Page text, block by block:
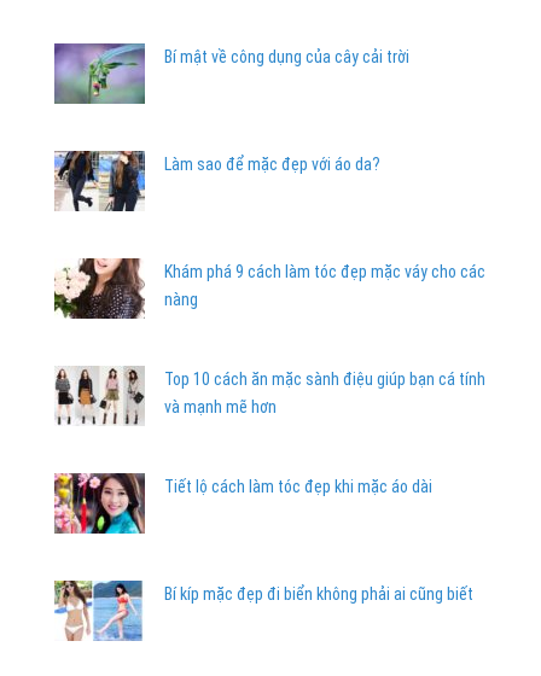
Bí mật về công dụng của cây cải trời
Làm sao để mặc đẹp với áo da?
Khám phá 9 cách làm tóc đẹp mặc váy cho các
nàng
Top 10 cách ăn mặc sành điệu giúp bạn cá tính
và mạnh mẽ hơn
Tiết lộ cách làm tóc đẹp khi mặc áo dài
Bí kíp mặc đẹp đi biển không phải ai cũng biết